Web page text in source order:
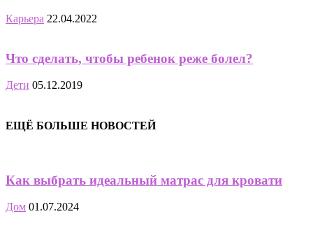
Карьера 22.04.2022
Что сделать, чтобы ребенок реже болел?
Дети 05.12.2019
ЕЩЁ БОЛЬШЕ НОВОСТЕЙ
Как выбрать идеальный матрас для кровати
Дом 01.07.2024